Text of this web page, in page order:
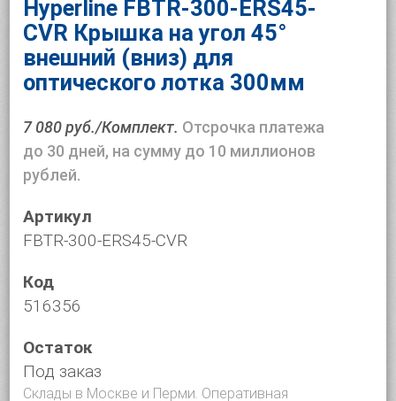
Hyperline FBTR-300-ERS45-
CVR Крышка на угол 45°
внешний (вниз) для
оптического лотка 300мм
7 080 руб./Комплект. Отсрочка платежа
до 30 дней, на сумму до 10 миллионов
рублей.
Артикул
FBTR-300-ERS45-CVR
Код
516356
Остаток
Под заказ
Склады в Москве и Перми. Оперативная